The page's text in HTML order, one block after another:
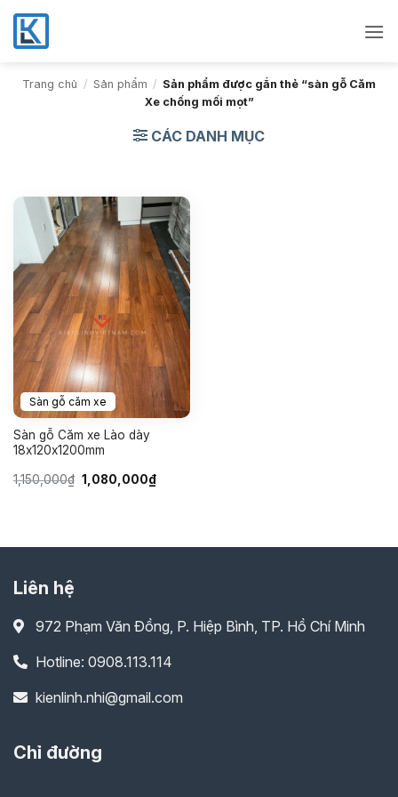
Bỏ
qua
nội
dungTrang chủ / Sản phẩm / Sản phẩm được gắn thẻ “sàn gỗ Căm
Xe chống mối mọt”
CÁC DANH MỤC
Sàn gỗ căm xe
Sàn gỗ Căm xe Lào dày
18x120x1200mm
1,150,000₫ Giá
gốc
1,080,000₫Giá
hiện
Liên hệ
972 Phạm Văn Đồng, P. Hiệp Bình, TP. Hồ Chí Minh
Hotline: 0908.113.114
kienlinh.nhi@gmail.com
Chỉ đường